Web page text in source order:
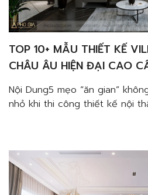
TOP 10+ MẪU THIẾT KẾ
CHÂU ÂU HIỆN ĐẠI CAO
Nội Dung5 mẹo “ăn gian”
nhỏ khi thi công thiết kế nội
Gia Decor – giúp bạn sáng […]